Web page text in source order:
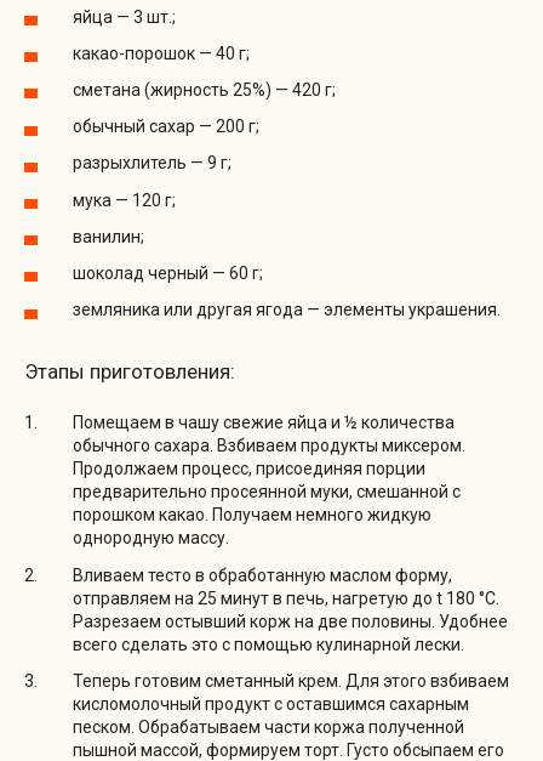
яйца — 3 шт.;
какао-порошок — 40 г;
сметана (жирность 25%) — 420 г;
обычный сахар — 200 г;
разрыхлитель — 9 г;
мука — 120 г;
ванилин;
шоколад черный — 60 г;
земляника или другая ягода — элементы украшения.
Этапы приготовления:
Помещаем в чашу свежие яйца и ½ количества
обычного сахара. Взбиваем продукты миксером.
Продолжаем процесс, присоединяя порции
предварительно просеянной муки, смешанной с
порошком какао. Получаем немного жидкую
однородную массу.
Вливаем тесто в обработанную маслом форму,
отправляем на 25 минут в печь, нагретую до t 180 °C.
Разрезаем остывший корж на две половины. Удобнее
всего сделать это с помощью кулинарной лески.
Теперь готовим сметанный крем. Для этого взбиваем
кисломолочный продукт с оставшимся сахарным
песком. Обрабатываем части коржа полученной
пышной массой, формируем торт. Густо обсыпаем его